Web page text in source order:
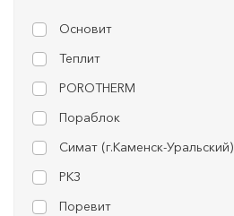
Основит
Теплит
POROTHERM
Пораблок
Симат (г.Каменск-Уральский)
РКЗ
Поревит